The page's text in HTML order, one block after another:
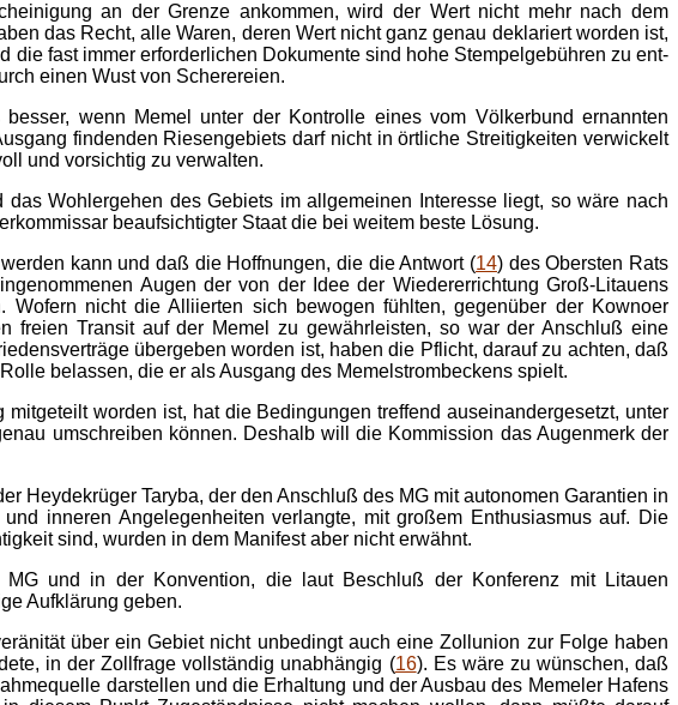
an der Grenze ankommen, wird der Wert nicht mehr nach dem
das Recht, alle Waren, deren Wert nicht ganz genau deklariert worden ist,
die fast immer erforderlichen Dokumente sind hohe Stempelgebühren zu ent­
einen Wust von Scherereien.
wenn Memel unter der Kontrolle eines vom Völkerbund ernannten
findenden Riesengebiets darf nicht in örtliche Streitigkeiten verwickelt
und vorsichtig zu verwalten.
Wohlergehen des Gebiets im allgemeinen Interesse liegt, so wäre nach
beauf­sichtigter Staat die bei weitem beste Lösung.
kann und daß die Hoffnungen, die die Antwort (14) des Obersten Rats
Augen der von der Idee der Wieder­errichtung Groß-Litauens
nicht die Alliierten sich bewogen fühlten, gegenüber der Kownoer
freien Transit auf der Memel zu gewähr­leisten, so war der Anschluß eine
übergeben worden ist, haben die Pflicht, darauf zu achten, daß
belassen, die er als Ausgang des Memelstrombeckens spielt.
worden ist, hat die Bedingungen treffend auseinandergesetzt, unter
umschreiben können. Deshalb will die Kommission das Augenmerk der
Heydekrüger Taryba, der den Anschluß des MG mit autonomen Garantien in
inneren Angelegenheiten verlangte, mit großem Enthusiasmus auf. Die
sind, wurden in dem Manifest aber nicht erwähnt.
und in der Konvention, die laut Beschluß der Konferenz mit Litauen
Aufklärung geben.
über ein Gebiet nicht unbedingt auch eine Zollunion zur Folge haben
in der Zollfrage vollständig unabhängig (16). Es wäre zu wünschen, daß
darstellen und die Erhaltung und der Ausbau des Memeler Hafens